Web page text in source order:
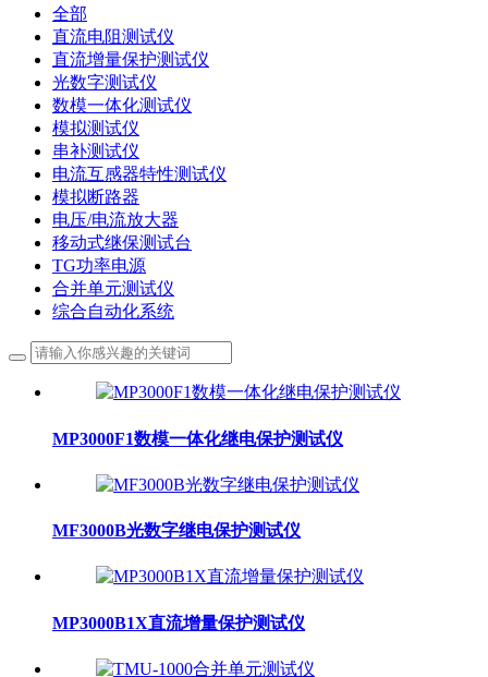
全部
直流电阻测试仪
直流增量保护测试仪
光数字测试仪
数模一体化测试仪
模拟测试仪
串补测试仪
电流互感器特性测试仪
模拟断路器
电压/电流放大器
移动式继保测试台
TG功率电源
合并单元测试仪
综合自动化系统
MP3000F1数模一体化继电保护测试仪
MF3000B光数字继电保护测试仪
MP3000B1X直流增量保护测试仪